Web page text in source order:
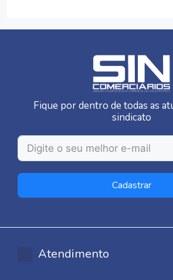
Fique por dentro de todas as
sindicato
Cadastrar
Atendimento